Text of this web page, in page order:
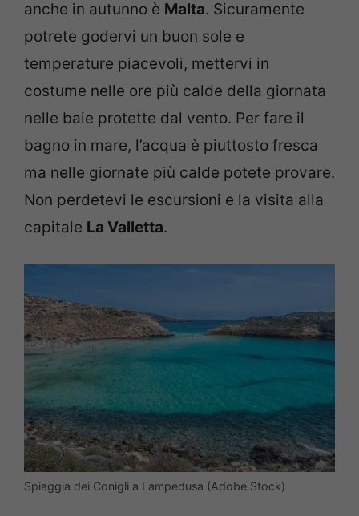
anche in autunno è Malta. Sicuramente
potrete godervi un buon sole e
temperature piacevoli, mettervi in
costume nelle ore più calde della giornata
nelle baie protette dal vento. Per fare il
bagno in mare, l’acqua è piuttosto fresca
ma nelle giornate più calde potete provare.
Non perdetevi le escursioni e la visita alla
capitale La Valletta.
Spiaggia dei Conigli a Lampedusa (Adobe Stock)